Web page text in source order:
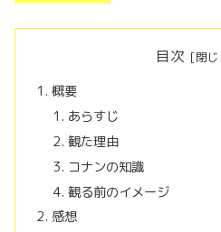
目次
概要
あらすじ
観た理由
コナンの知識
観る前のイメージ
感想